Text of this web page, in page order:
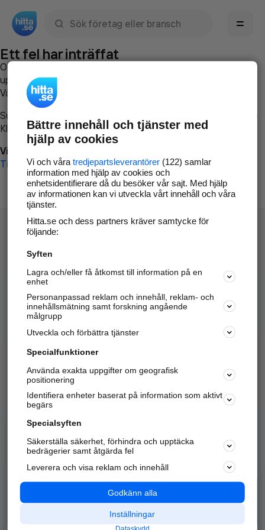
Ett fel har inträffat
Om du vill kan du
uppstod så att vi lättare och snabbare kan avhjälpa det.
Vänligen försök med följande:
Surfa till
Klicka påTillbaka-knappen i webbläsaren och försök igen
Vi beklagar besväret!
Till startsidan
Hitta.se - Gratis nummerupplysning.
Sök företag, personer och platser.
Hitta telefonnummer, adresser, företagsinfo mm.
Marknadsför företaget
Kom igång och annonsera mot
samarbetspartners nära dig.
Alla kategorier
Populära sökningar
API & Kartor
Annonsera
Integritet
Nödnummer
Bättre innehåll och tjänster med
hjälp av cookies
Vi och våra tredjepartsleverantörer(122) samlar
information med hjälp av cookies och
enhetsidentifierare då du besöker vår sajt. Med hjälp
av informationen kan vi utveckla vårt innehåll och våra
tjänster.
Hitta.se och dess partners kräver samtycke för
följande:
Syften
Lagra och/eller få åtkomst till information på en
enhet
Personanpassad reklam och innehåll, reklam- och
innehållsmätning samt forskning angående
målgrupp
Utveckla och förbättra tjänster
Specialfunktioner
Använda exakta uppgifter om geografisk
positionering
Identifiera enheter baserat på information som aktivt
begärs
Specialsyften
Säkerställa säkerhet, förhindra och upptäcka
bedrägerier samt åtgärda fel
Leverera och visa reklam och innehåll
Godkänn alla
Inställningar
Dataskydd